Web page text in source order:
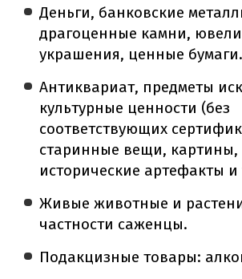
Деньги, банковские
драгоценные камни,
украшения, ценные бумаги.
Антиквариат, предметы
культурные ценности (без
соответствующих
старинные вещи, картины,
исторические артефакты и
Живые животные и
частности саженцы.
Подакцизные товары: